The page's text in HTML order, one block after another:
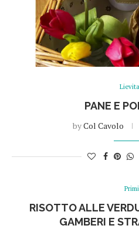
PANE E
byCol Cavolo
Primi
RISOTTO ALLE
GAMBERI E